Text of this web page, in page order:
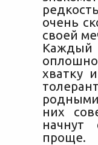
очень
своей
хватку
них
начнут
проще.